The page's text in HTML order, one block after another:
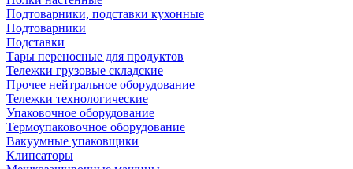
Подтоварники, подставки кухонные
Подтоварники
Подставки
Тары переносные для продуктов
Тележки грузовые складские
Прочее нейтральное оборудование
Тележки технологические
Упаковочное оборудование
Термоупаковочное оборудование
Вакуумные упаковщики
Клипсаторы